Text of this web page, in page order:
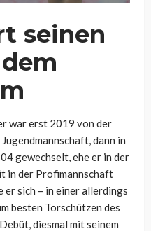
seinen
war erst 2019 von der
dann in
gewechselt, ehe er in der
in der Profimannschaft
sich – in einer allerdings
besten Torschützen des
diesmal mit seinem